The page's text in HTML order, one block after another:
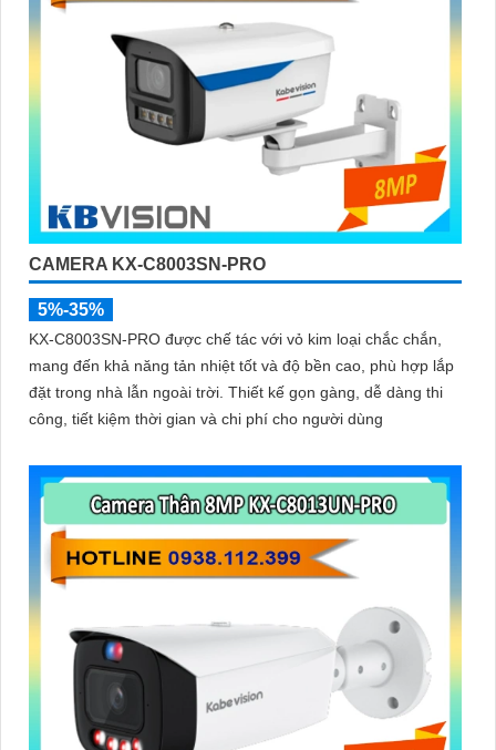
CAMERA KX-C8003SN-PRO
5%-35%
KX-C8003SN-PRO được chế tác với vỏ kim loại chắc chắn,
mang đến khả năng tản nhiệt tốt và độ bền cao, phù hợp lắp
đặt trong nhà lẫn ngoài trời. Thiết kế gọn gàng, dễ dàng thi
công, tiết kiệm thời gian và chi phí cho người dùng